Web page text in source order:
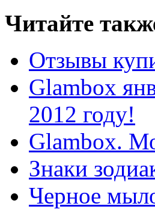
Читайте
Отзывы
Glambox
2012 году!
Glambox.
Знаки
Черное